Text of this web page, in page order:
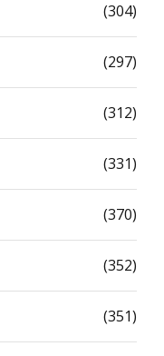
(304)
(297)
(312)
(331)
(370)
(352)
(351)